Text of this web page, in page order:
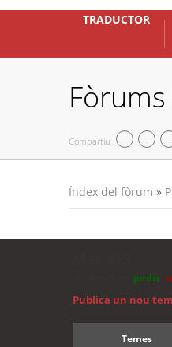
TRADUCTOR
Compartiu
Índex del fòrum »
jordis
Publica un nou
Temes